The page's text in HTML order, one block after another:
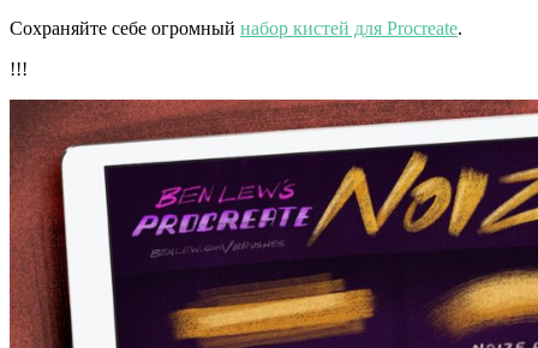
Сохраняйте себе огромный набор кистей для Procreate.
!!!